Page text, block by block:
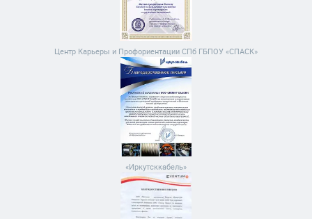
Центр Карьеры и Профориентации СПб ГБПОУ «СПАСК»
«Иркутсккабель»